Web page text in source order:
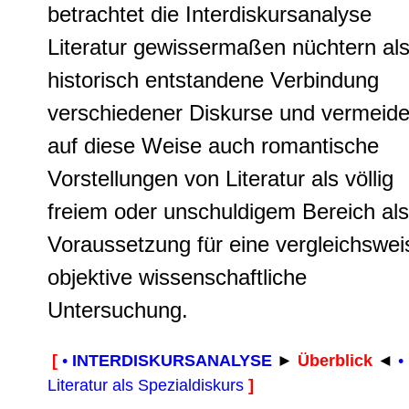
betrachtet die Interdiskursanalyse
Literatur gewissermaßen nüchtern als
historisch entstandene Verbindung
verschiedener Diskurse und
auf diese Weise auch romantische
Vorstellungen von Literatur als völlig
freiem oder unschuldigem Bereich als
Voraussetzung für eine
objektive wissenschaftliche
Untersuchung.
[ • INTERDISKURSANALYSE ► Überblick ◄ •
Literatur als Spezialdiskurs ]